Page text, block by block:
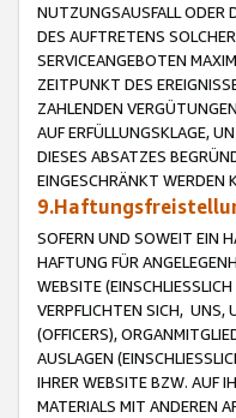
NUTZUNGSAUSFALL ODER
DES AUFTRETENS
SERVICEANGEBOTEN
ZEITPUNKT DES
ZAHLENDEN
AUF ERFÜLLUNGSKLAGE,
DIESES ABSATZES
EINGESCHRÄNKT WERDEN
SOFERN UND SOWEIT EIN
HAFTUNG FÜR
WEBSITE
VERPFLICHTEN SICH, UNS,
(OFFICERS),
AUSLAGEN
IHRER WEBSITE BZW. AUF
MATERIALS MIT ANDEREN